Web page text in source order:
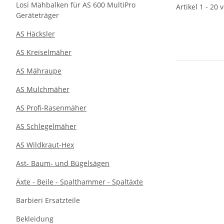
Artikel 1 - 20
Losi Mähbalken für AS 600 MultiPro
Geräteträger
AS Häcksler
AS Kreiselmäher
AS Mähraupe
AS Mulchmäher
AS Profi-Rasenmäher
AS Schlegelmäher
AS Wildkraut-Hex
Ast- Baum- und Bügelsägen
Äxte - Beile - Spalthammer - Spaltäxte
Barbieri Ersatzteile
Bekleidung